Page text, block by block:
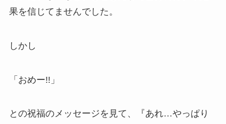
果を信じてませんでした。
しかし
「おめー!!」
との祝福のメッセージを見て、『あれ…やっぱり